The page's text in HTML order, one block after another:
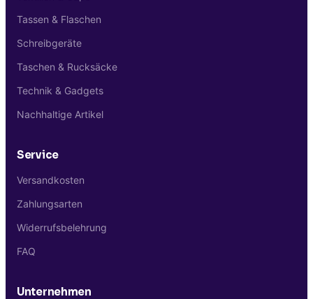
Tassen & Flaschen
Schreibgeräte
Taschen & Rucksäcke
Technik & Gadgets
Nachhaltige Artikel
Service
Versandkosten
Zahlungsarten
Widerrufsbelehrung
FAQ
Unternehmen